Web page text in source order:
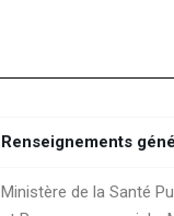
Renseignements
Ministère de la Santé